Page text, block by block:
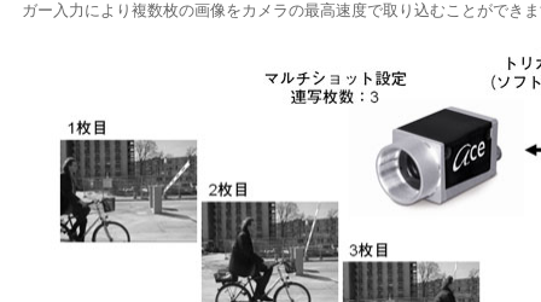
ガー入力により複数枚の画像をカメラの最高速度で取り込むことができ